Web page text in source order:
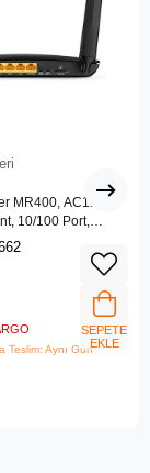
MR400, AC1200
10/100 Port,
Kablosuz 4G
Teslim: Aynı Gün
SEPETE
EKLE